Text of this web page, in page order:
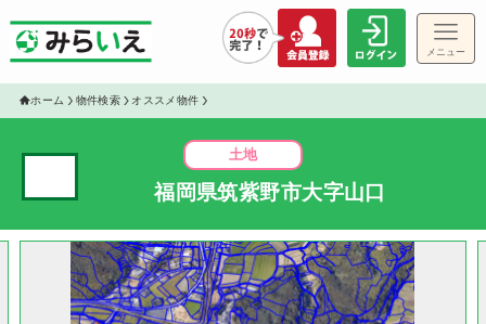
メニュー
ホーム 物件検索 オススメ物件
土地
福岡県筑紫野市大字山口